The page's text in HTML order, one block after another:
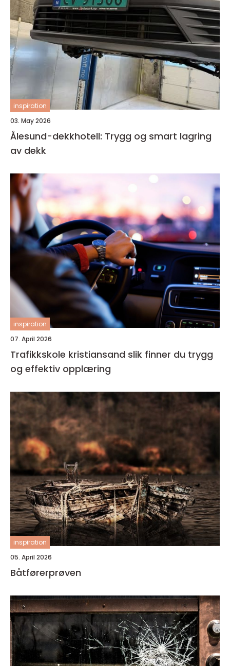
inspiration
03. May 2026
Ålesund-dekkhotell: Trygg og smart lagring
av dekk
inspiration
07. April 2026
Trafikkskole kristiansand slik finner du trygg
og effektiv opplæring
inspiration
05. April 2026
Båtførerprøven